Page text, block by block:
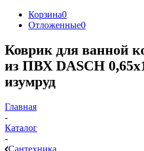
Корзина0
Отложенные0
Коврик для ванной
из ПВХ DASCH
изумруд
Главная
-
Каталог
-
Сантехника